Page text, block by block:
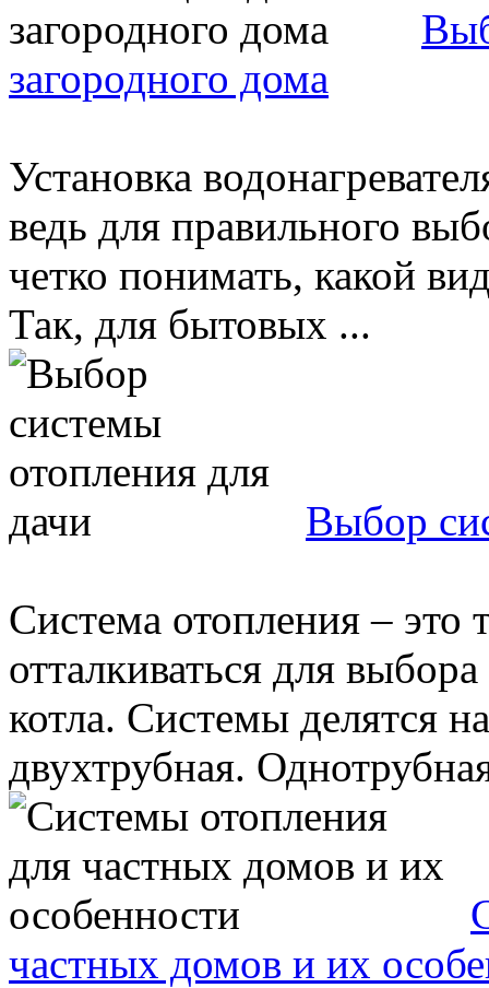
загородного дома
Установка
ведь для правильного
четко понимать, какой
Так, для бытовых ...
Выбор
Система отопления – это
отталкиваться для
котла. Системы делятся
двухтрубная.
частных домов и их